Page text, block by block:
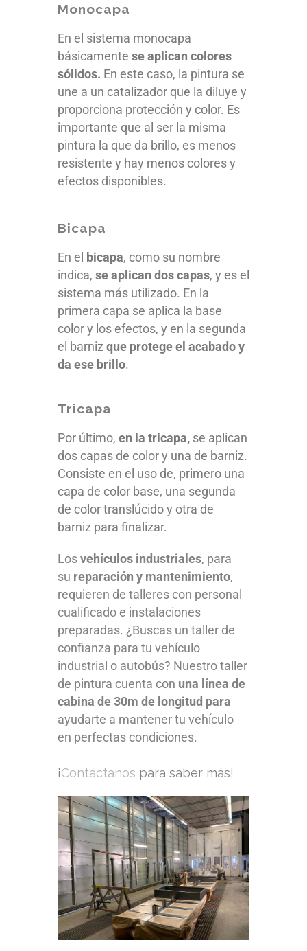
Monocapa
En el sistema monocapa
básicamente se aplican colores
sólidos. En este caso, la pintura se
une a un catalizador que la diluye y
proporciona protección y color. Es
importante que al ser la misma
pintura la que da brillo, es menos
resistente y hay menos colores y
efectos disponibles.
Bicapa
En el bicapa, como su nombre
indica, se aplican dos capas, y es el
sistema más utilizado. En la
primera capa se aplica la base
color y los efectos, y en la segunda
el barniz que protege el acabado y
da ese brillo.
Tricapa
Por último, en la tricapa, se aplican
dos capas de color y una de barniz.
Consiste en el uso de, primero una
capa de color base, una segunda
de color translúcido y otra de
barniz para finalizar.
Losvehículos industriales, para
su reparación y mantenimiento,
requieren de talleres con personal
cualificado e instalaciones
preparadas. ¿Buscas un taller de
confianza para tu vehículo
industrial o autobús? Nuestro taller
de pintura cuenta con una línea de
cabina de 30m de longitud para
ayudarte a mantener tu vehículo
en perfectas condiciones.
¡Contáctanos para saber más!